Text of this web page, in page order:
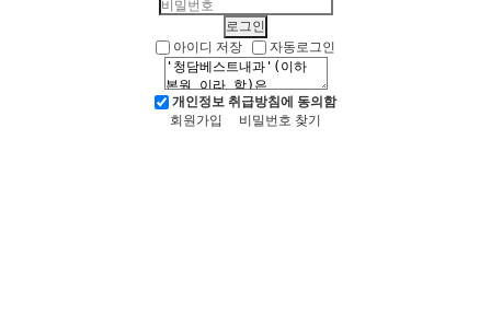
아이디 저장 자동로그인
개인정보 취급방침에 동의함
회원가입
비밀번호 찾기